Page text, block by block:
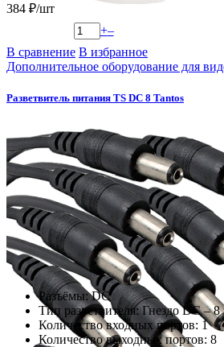
384 ₽/шт
+–
В сравнение В избранное
Дополнительное оборудование для
Разветвитель питания TS DC 8 Tantos
Разъёмы: DC
Тип разветвителя: Гнездо DC –
Количество входных портов: 1
Количество выходных портов: 8